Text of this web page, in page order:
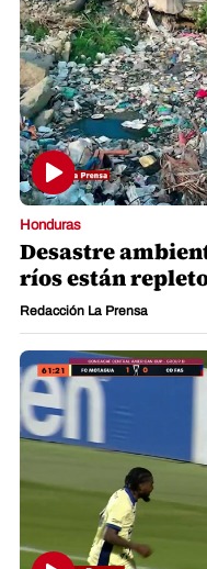
Honduras
Desastre
ríos están
Redacción La Prensa